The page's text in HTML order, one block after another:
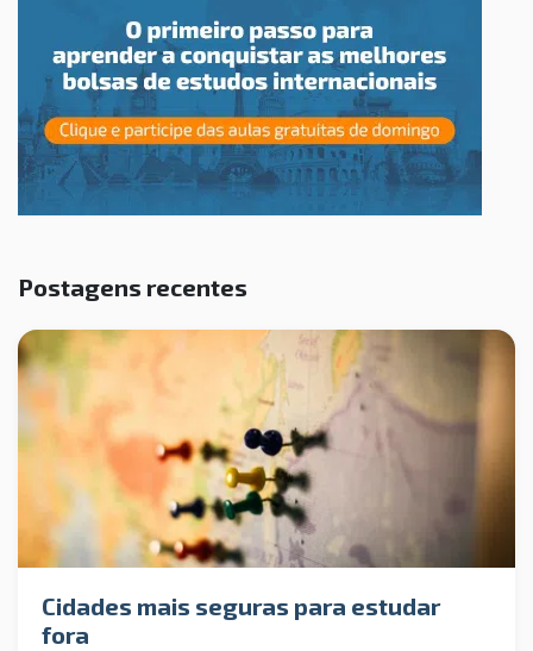
Postagens recentes
Cidades mais seguras para estudar
fora